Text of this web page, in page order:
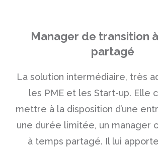
Manager de transition
partagé
La solution intermédiaire, très
les PME et les Start-up. Elle
mettre à la disposition d’une
une durée limitée, un manager
à temps partagé. Il lui